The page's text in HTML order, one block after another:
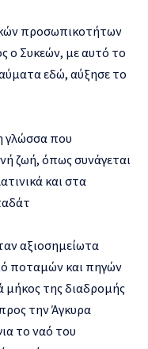
προσωπικοτήτων
ο Συκεών, με αυτό το
εδώ, αύξησε το
γλώσσα που
ζωή, όπως συνάγεται
και στα
αξιοσημείωτα
ποταμών και πηγών
μήκος της διαδρομής
την Άγκυρα
το ναό του